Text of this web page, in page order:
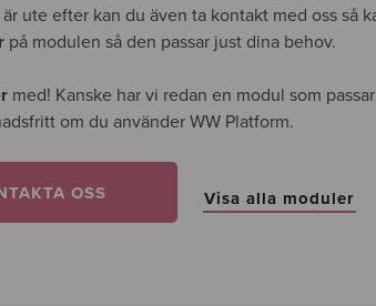
ute efter kan du även ta kontakt med oss så
på modulen så den passar just dina behov.
med! Kanske har vi redan en modul som
om du använder WW Platform.
OSS Visa alla moduler